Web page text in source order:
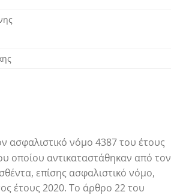
ασφαλιστικό νόμο 4387 του έτους
οποίου αντικαταστάθηκαν από τον
επίσης ασφαλιστικό νόμο,
έτους 2020. Το άρθρο 22 του